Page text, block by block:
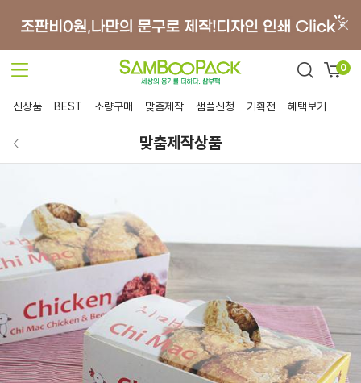
0
신상품 BEST 소량구매 맞춤제작 샘플신청 기획전 혜택보기
맞춤제작상품